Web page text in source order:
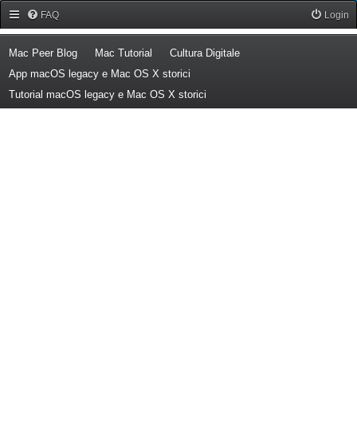
FAQ Login
Mac Peer Blog(Opens a new tab)
Mac Tutorial (Opens a new tab)
Cultura Digitale(Opens a new tab)
App macOS legacy e Mac OS X storici
Tutorial macOS legacy e Mac OS X storici